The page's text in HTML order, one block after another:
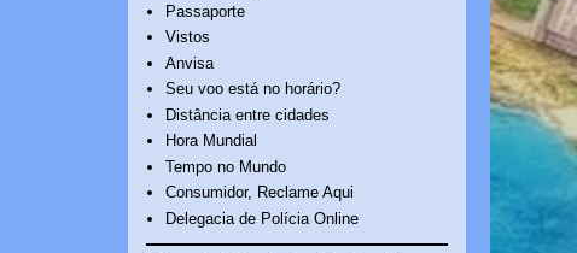
Passaporte
Vistos
Anvisa
Seu voo está no horário?
Distância entre cidades
Hora Mundial
Tempo no Mundo
Consumidor, Reclame Aqui
Delegacia de Polícia Online